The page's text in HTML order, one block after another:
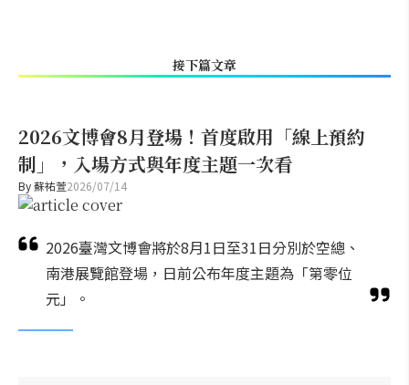
接下篇文章
2026文博會8月登場！首度啟用「線上預約
制」，入場方式與年度主題一次看
By蘇祐萱2026/07/14
2026臺灣文博會將於8月1日至31日分別於空總、
南港展覽館登場，日前公布年度主題為「第零位
元」。